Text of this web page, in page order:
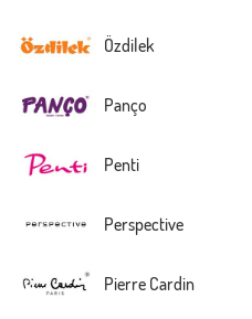
Özdilek
Panço
Penti
Perspective
Pierre Cardin